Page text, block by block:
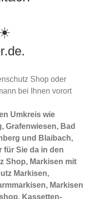
☀️
Shop oder
bei Ihnen vorort
Umkreis wie
Grafenwiesen, Bad
und Blaibach,
für Sie da in den
Shop, Markisen mit
Markisen,
Markisen
Kassetten-